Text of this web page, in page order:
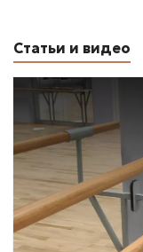
Статьи и видео